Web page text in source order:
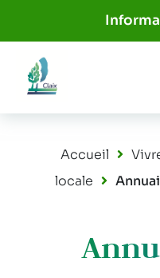
Aller à la recherche
Accueil
locale